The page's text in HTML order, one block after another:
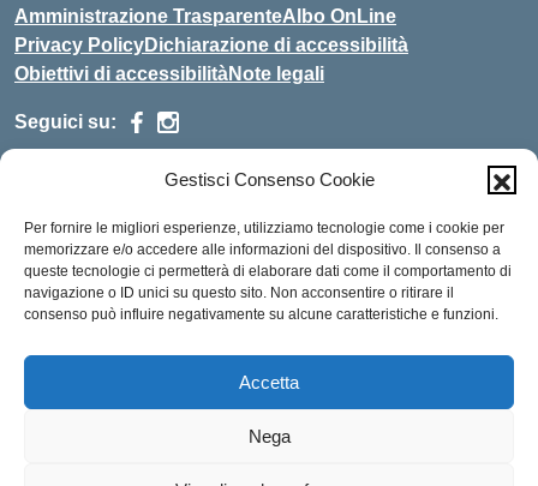
Gestisci Consenso Cookie
Per fornire le migliori esperienze, utilizziamo tecnologie come i cookie per
memorizzare e/o accedere alle informazioni del dispositivo. Il consenso a
queste tecnologie ci permetterà di elaborare dati come il comportamento di
navigazione o ID unici su questo sito. Non acconsentire o ritirare il
consenso può influire negativamente su alcune caratteristiche e funzioni.
Accetta
Nega
Amministrazione TrasparenteAlbo OnLine
Privacy PolicyDichiarazione di accessibilità
Obiettivi di accessibilitàNote legali
Seguici su:
Centralino:+39 0344.32.539 Email:cois00100g@istruzione.it
Posta elettronica certificata (PEC):cois00100g@pec.istruzione.it
Codice fiscale: 84004690131
Codice meccanografico:COIS00100G
istsc_cois00100g
Codice unico di fatturazione (CUF): UFMDNA
Idea e progetto di Designers Italia